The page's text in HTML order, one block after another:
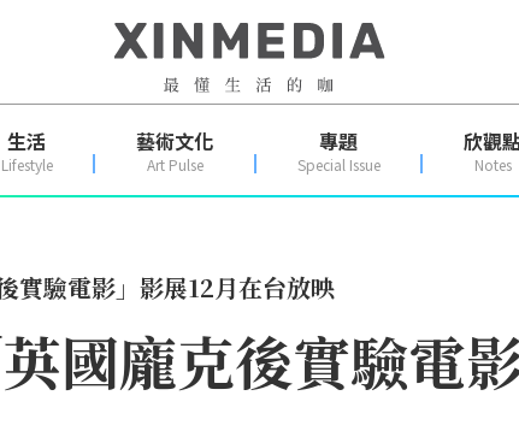
生活
Lifestyle
藝術文化
Art Pulse
專題
Special Issue
欣觀點
Notes
實驗電影」影展12月在台放映
國龐克後實驗電